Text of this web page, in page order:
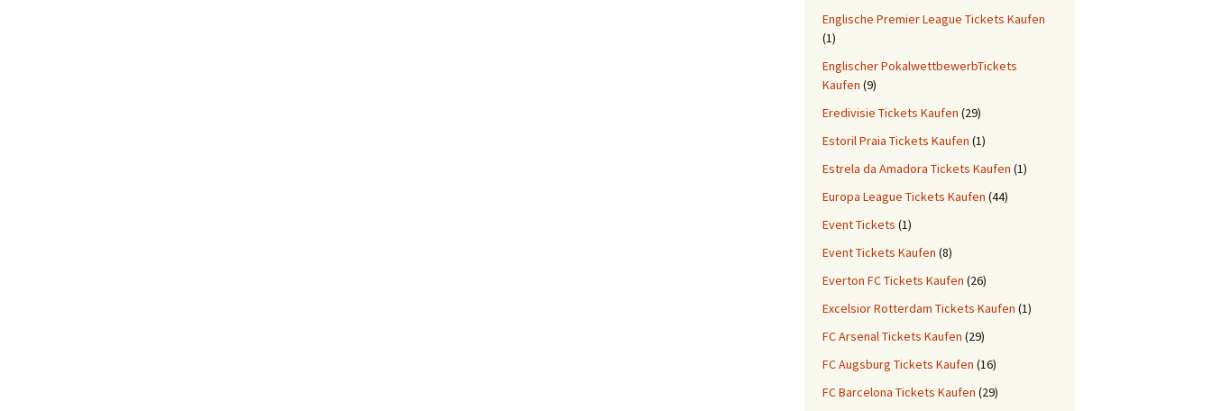
Englische Premier League Tickets Kaufen
(1)
Englischer PokalwettbewerbTickets
Kaufen (9)
Eredivisie Tickets Kaufen (29)
Estoril Praia Tickets Kaufen (1)
Estrela da Amadora Tickets Kaufen (1)
Europa League Tickets Kaufen (44)
Event Tickets (1)
Event Tickets Kaufen (8)
Everton FC Tickets Kaufen (26)
Excelsior Rotterdam Tickets Kaufen (1)
FC Arsenal Tickets Kaufen (29)
FC Augsburg Tickets Kaufen (16)
FC Barcelona Tickets Kaufen (29)